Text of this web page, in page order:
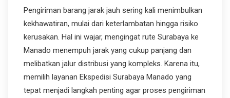
Pengiriman barang jarak jauh sering kali menimbulkan
kekhawatiran, mulai dari keterlambatan hingga risiko
kerusakan. Hal ini wajar, mengingat rute Surabaya ke
Manado menempuh jarak yang cukup panjang dan
melibatkan jalur distribusi yang kompleks. Karena itu,
memilih layanan Ekspedisi Surabaya Manado yang
tepat menjadi langkah penting agar proses pengiriman